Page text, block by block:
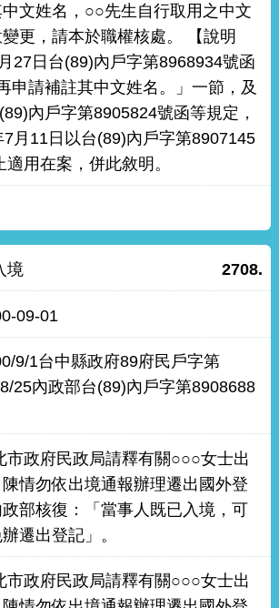
文姓名，○○先生自行取用之中文
更，請本於職權核處。 【說明
27日台(89)內戶字第8968934號函
申請補註其中文姓名。」一節，及
內戶字第8905824號函等規定，
月11日以台(89)內戶字第8907145
用在案，併此敘明。
2708.
境
09-01
9/1台中縣政府89府民戶字第
25內政部台(89)內戶字第8908688
市政府民政局請釋有關○○○女士出
情勿依出境通報辦理遷出國外登
部核復：「當事人既已入境，可
遷出登記」。
市政府民政局請釋有關○○○女士出